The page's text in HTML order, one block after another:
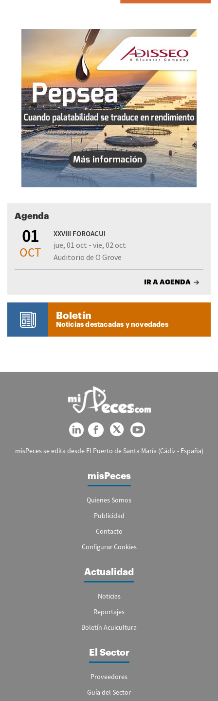
Agenda
01
OCT
XXVIII FOROACUI
jue, 01 oct - vie, 02 oct
Auditorio de O Grove
IR A AGENDA
Boletín
Noticias destacadas y novedades
misPeces se edita desde El Puerto de Santa María (Cádiz - España)
misPeces
Quienes Somos
Publicidad
Contacto
Configurar Cookies
Actualidad
Noticias
Reportajes
Boletín Acuicultura
El Sector
Proveedores
Guía del Sector